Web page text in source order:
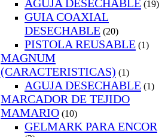
AGUJA DESECHABLE (19)
GUIA COAXIAL
DESECHABLE (20)
PISTOLA REUSABLE (1)
MAGNUM
(CARACTERISTICAS) (1)
AGUJA DESECHABLE (1)
MARCADOR DE TEJIDO
MAMARIO (10)
GELMARK PARA ENCOR